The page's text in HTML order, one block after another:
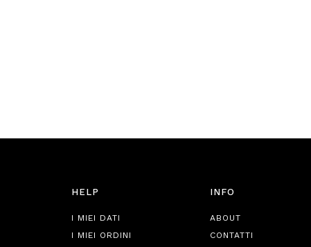
HELP
I MIEI DATI
I MIEI ORDINI
INFO
ABOUT
CONTATTI